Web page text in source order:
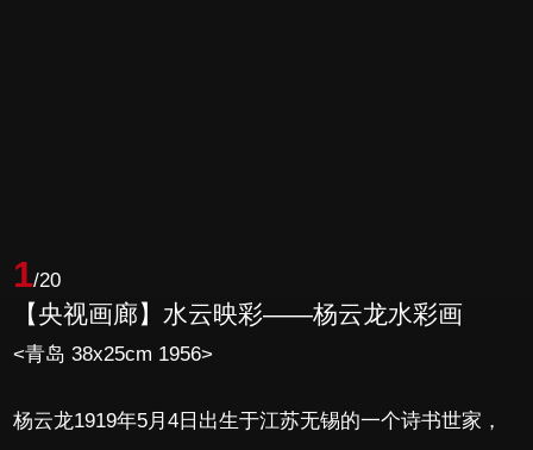
1/20
【央视画廊】水云映彩——杨云龙水彩画
<青岛 38x25cm 1956>
杨云龙1919年5月4日出生于江苏无锡的一个诗书世家，